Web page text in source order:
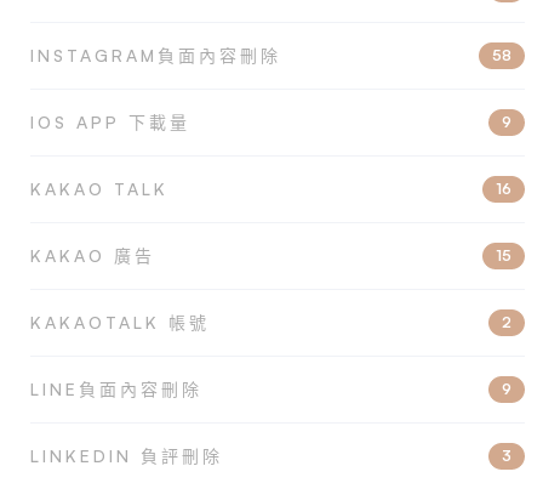
INSTAGRAM負面內容刪除 58
IOS APP 下載量 9
KAKAO TALK 16
KAKAO 廣告 15
KAKAOTALK 帳號 2
LINE負面內容刪除 9
LINKEDIN 負評刪除 3